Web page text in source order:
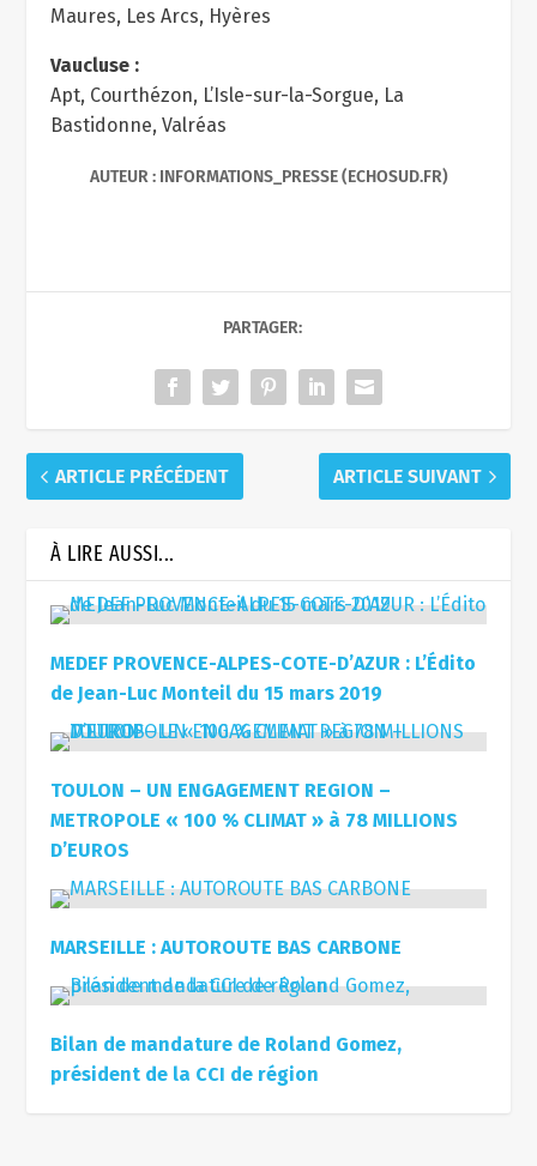
Maures, Les Arcs, Hyères
Vaucluse :
Apt, Courthézon, L’Isle-sur-la-Sorgue, La
Bastidonne, Valréas
AUTEUR : INFORMATIONS_PRESSE (ECHOSUD.FR)
PARTAGER:
ARTICLE PRÉCÉDENT ARTICLE SUIVANT
À LIRE AUSSI...
MEDEF PROVENCE-ALPES-COTE-D’AZUR : L’Édito
de Jean-Luc Monteil du 15 mars 2019
TOULON – UN ENGAGEMENT REGION –
METROPOLE « 100 % CLIMAT » à 78 MILLIONS
D’EUROS
MARSEILLE : AUTOROUTE BAS CARBONE
Bilan de mandature de Roland Gomez,
président de la CCI de région